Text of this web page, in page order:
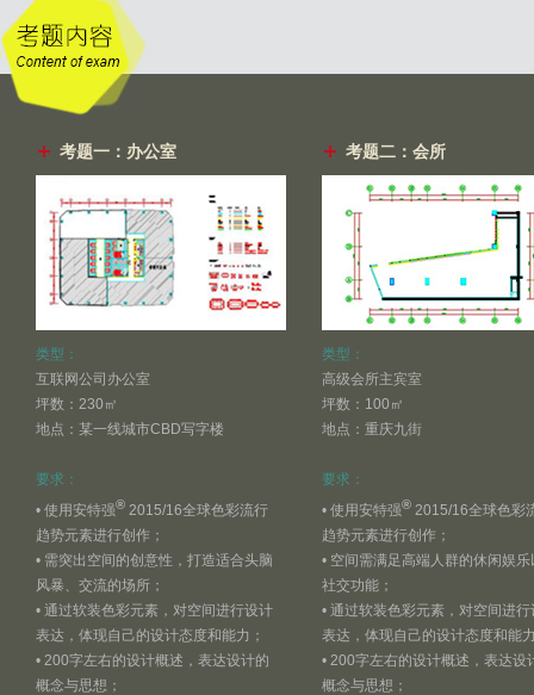
考题一：办公室
类型：
互联网公司办公室
坪数：230㎡
地点：某一线城市CBD写字楼
要求：
• 使用安特强® 2015/16全球色彩流行
趋势元素进行创作；
• 需突出空间的创意性，打造适合头脑
风暴、交流的场所；
• 通过软装色彩元素，对空间进行设计
表达，体现自己的设计态度和能力；
• 200字左右的设计概述，表达设计的
概念与思想；
考题二：会所
类型：
高级会所主宾室
坪数：100㎡
地点：重庆九街
要求：
• 使用安特强® 2015/16全球色彩
趋势元素进行创作；
• 空间需满足高端人群的休闲娱乐
社交功能；
• 通过软装色彩元素，对空间进行
表达，体现自己的设计态度和能
• 200字左右的设计概述，表达设
概念与思想；